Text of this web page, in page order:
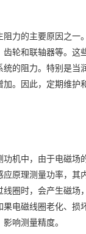
阻力的主要原因之一
齿轮和联轴器等。这
统的阻力。特别是当
加。因此，定期维护
机中，由于电磁场
应原理测量功率，其
线圈时，会产生磁场
果电磁线圈老化、损
响测量精度。